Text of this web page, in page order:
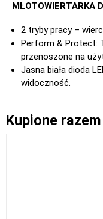
MŁOTOWIERTARKA
2 tryby pracy –
Perform & Protect:
przenoszone na
Jasna biała dioda
widoczność.
Kupione